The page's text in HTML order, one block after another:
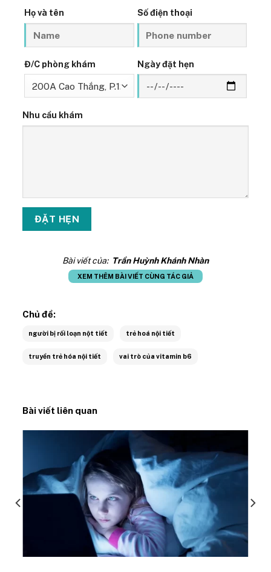
Họ và tên Số điện thoại
Đ/C phòng khám Ngày đặt hẹn
Nhu cầu khám
Bài viết của: Trần Huỳnh Khánh Nhàn
XEM THÊM BÀI VIẾT CÙNG TÁC GIẢ
Chủ đề:
người bị rối loạn nột tiết trẻ hoá nội tiết
truyền trẻ hóa nội tiết vai trò của vitamin b6
Bài viết liên quan